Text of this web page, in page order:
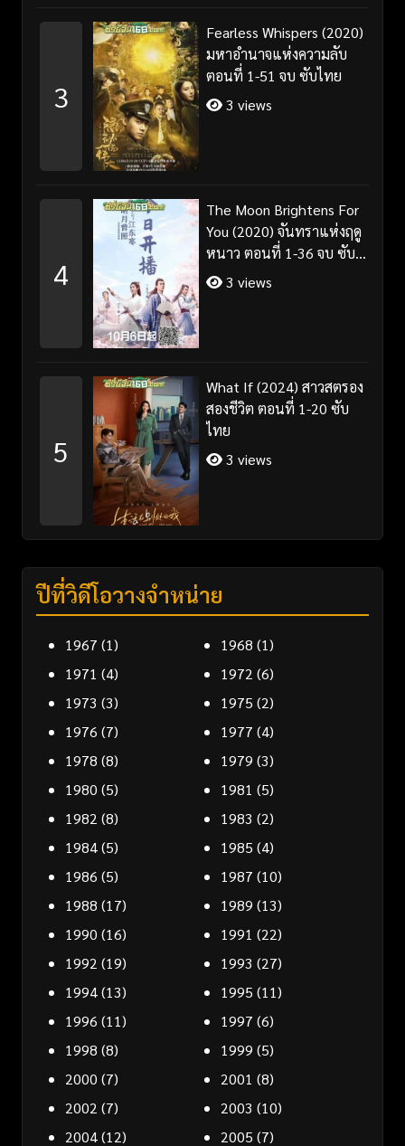
3
Fearless Whispers (2020)
มหาอำนาจแห่งความลับ
ตอนที่ 1-51 จบ ซับไทย
3 views
4
The Moon Brightens For
You (2020) จันทราแห่งฤดู
หนาว ตอนที่ 1-36 จบ ซับ
ไทย3 views
5
What If (2024) สาวสตรอง
สองชีวิต ตอนที่ 1-20 ซับ
ไทย
3 views
ปีที่วิดีโอวางจำหน่าย
1967 (1) 1968 (1)
1971 (4) 1972 (6)
1973 (3) 1975 (2)
1976 (7) 1977 (4)
1978 (8) 1979 (3)
1980 (5) 1981 (5)
1982 (8) 1983 (2)
1984(5) 1985 (4)
1986 (5) 1987 (10)
1988 (17) 1989 (13)
1990 (16) 1991 (22)
1992 (19) 1993 (27)
1994(13) 1995 (11)
1996 (11) 1997 (6)
1998 (8) 1999 (5)
2000 (7) 2001 (8)
2002 (7) 2003 (10)
2004(12) 2005 (7)